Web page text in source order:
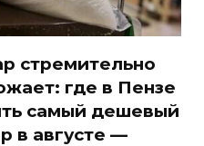
стремительно
где в Пензе
самый дешевый
в августе —